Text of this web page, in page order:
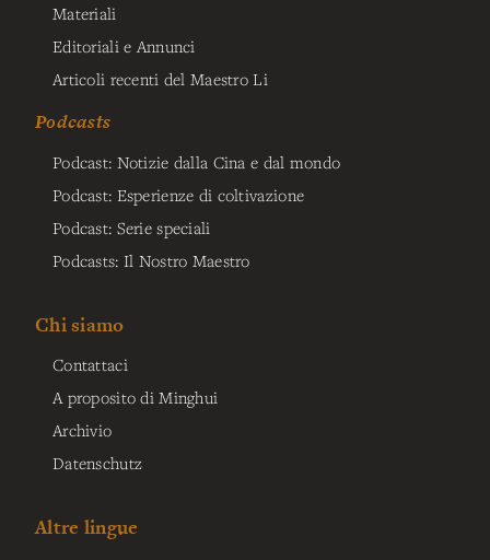
Materiali
Editoriali e Annunci
Articoli recenti del Maestro Li
Podcasts
Podcast: Notizie dalla Cina e dal mondo
Podcast: Esperienze di coltivazione
Podcast: Serie speciali
Podcasts: Il Nostro Maestro
Chi siamo
Contattaci
A proposito di Minghui
Archivio
Datenschutz
Altre lingue